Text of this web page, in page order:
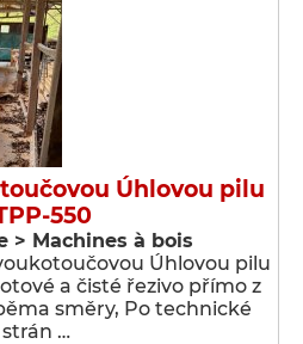
Úhlovou pilu
550
> Machines à bois
Úhlovou pilu
a čisté řezivo přímo z
směry, Po technické
strán …